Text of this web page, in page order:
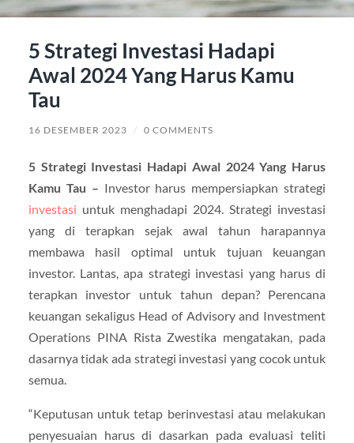
5 Strategi Investasi Hadapi
Awal 2024 Yang Harus Kamu
Tau
16 DESEMBER 2023 / 0 COMMENTS
5 Strategi Investasi Hadapi Awal 2024 Yang Harus
Kamu Tau – Investor harus mempersiapkan strategi
investasi untuk menghadapi 2024. Strategi investasi
yang di terapkan sejak awal tahun harapannya
membawa hasil optimal untuk tujuan keuangan
investor. Lantas, apa strategi investasi yang harus di
terapkan investor untuk tahun depan? Perencana
keuangan sekaligus Head of Advisory and Investment
Operations PINA Rista Zwestika mengatakan, pada
dasarnya tidak ada strategi investasi yang cocok untuk
semua.
“Keputusan untuk tetap berinvestasi atau melakukan
penyesuaian harus di dasarkan pada evaluasi teliti